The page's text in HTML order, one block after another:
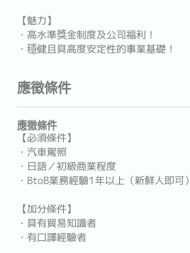
【魅力】
・高水準獎金制度及公司福利！
・穩健且具高度安定性的事業基礎！
應徵條件
應徵條件
【必須條件】
・汽車駕照
・日語／初級商業程度
・BtoB業務經驗1年以上（新鮮人即可）
【加分條件】
・具有貿易知識者
・有口譯經驗者